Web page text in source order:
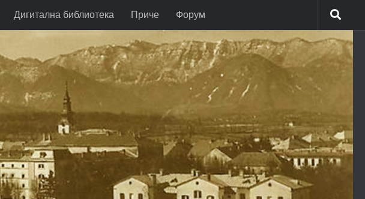
Дигитална библиотека Приче Форум